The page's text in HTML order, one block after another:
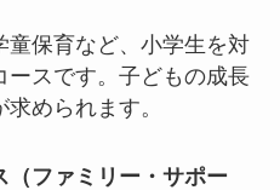
童保育など、小学生を対
ースです。子どもの成長
められます。
（ファミリー・サポー